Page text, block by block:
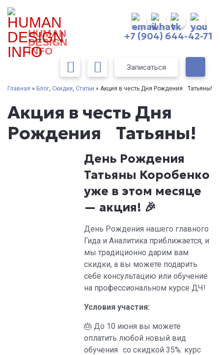
HUMAN
DESIGN
INFO
+7 (904) 644-42-71
Записаться
Главная » Блог, Скидки, Статьи » Акция в честь Дня Рождения Татьяны!
Акция в честь Дня
Рождения Татьяны!
День Рождения
Татьяны Коробенко
уже в этом месяце
— акция! 🎉
День Рождения нашего главного
Гида и Аналитика приближается, и
мы традиционно дарим вам
скидки, а вы можете подарить
себе консультацию или обучение
на профессиональном курсе ДЧ!
Условия участия:
🎂 До 10 июня вы можете
оплатить любой новый вид
обучения со скидкой 35%: курс